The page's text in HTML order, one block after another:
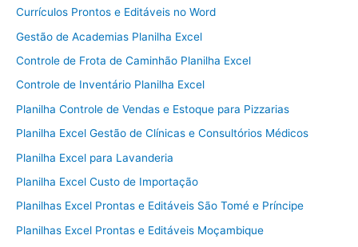
Currículos Prontos e Editáveis no Word
Gestão de Academias Planilha Excel
Controle de Frota de Caminhão Planilha Excel
Controle de Inventário Planilha Excel
Planilha Controle de Vendas e Estoque para Pizzarias
Planilha Excel Gestão de Clínicas e Consultórios Médicos
Planilha Excel para Lavanderia
Planilha Excel Custo de Importação
Planilhas Excel Prontas e Editáveis São Tomé e Príncipe
Planilhas Excel Prontas e Editáveis Moçambique